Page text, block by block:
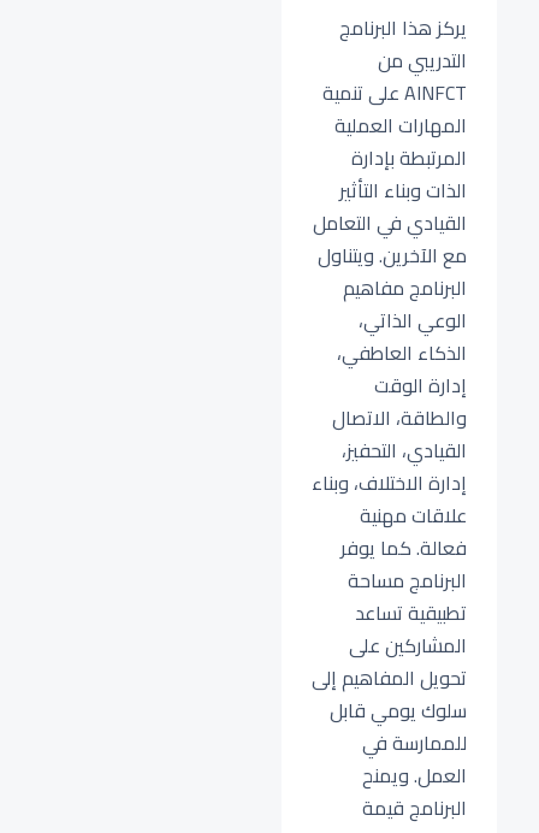
يركز هذا البرنامج
التدريبي من
AINFCT على تنمية
المهارات العملية
المرتبطة بإدارة
الذات وبناء التأثير
القيادي في التعامل
مع الآخرين. ويتناول
البرنامج مفاهيم
الوعي الذاتي،
الذكاء العاطفي،
إدارة الوقت
والطاقة، الاتصال
القيادي، التحفيز،
إدارة الاختلاف، وبناء
علاقات مهنية
فعالة. كما يوفر
البرنامج مساحة
تطبيقية تساعد
المشاركين على
تحويل المفاهيم إلى
سلوك يومي قابل
للممارسة في
العمل. ويمنح
البرنامج قيمة